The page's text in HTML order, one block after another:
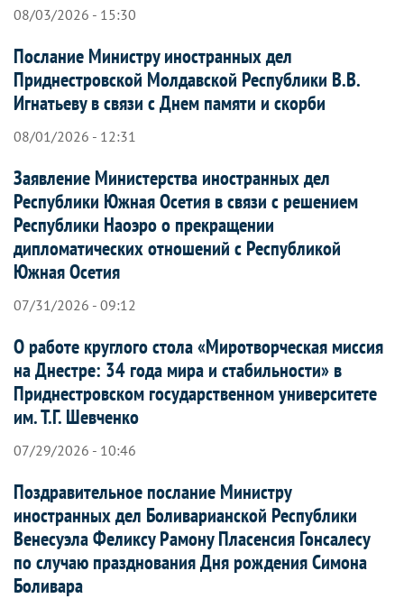
08/03/2026 - 15:30
Послание Министру иностранных дел
Приднестровской Молдавской Республики В.В.
Игнатьеву в связи с Днем памяти и скорби
08/01/2026 - 12:31
Заявление Министерства иностранных дел
Республики Южная Осетия в связи с решением
Республики Наоэро о прекращении
дипломатических отношений с Республикой
Южная Осетия
07/31/2026 - 09:12
О работе круглого стола «Миротворческая миссия
на Днестре: 34 года мира и стабильности» в
Приднестровском государственном университете
им. Т.Г. Шевченко
07/29/2026 - 10:46
Поздравительное послание Министру
иностранных дел Боливарианской Республики
Венесуэла Феликсу Рамону Пласенсия Гонсалесу
по случаю празднования Дня рождения Симона
Боливара